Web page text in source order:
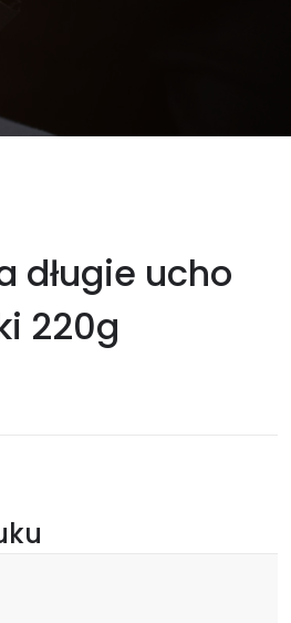
długie ucho
220g